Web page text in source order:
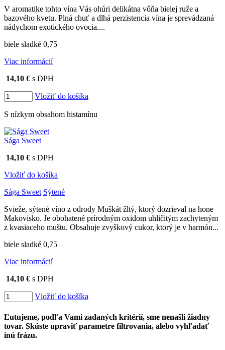
V aromatike tohto vína Vás ohúri delikátna vôňa bielej ruže a
bazového kvetu. Plná chuť a dlhá perzistencia vína je sprevádzaná
nádychom exotického ovocia....
biele sladké 0,75
Viac informácií
14,10 € s DPH
Vložiť do košíka
S nízkym obsahom histamínu
Sága Sweet
14,10 € s DPH
Vložiť do košíka
Sága Sweet Sýtené
Svieže, sýtené víno z odrody Muškát žltý, ktorý dozrieval na hone
Makovisko. Je obohatené prírodným oxidom uhličitým zachyteným
z kvasiaceho muštu. Obsahuje zvyškový cukor, ktorý je v harmón...
biele sladké 0,75
Viac informácií
14,10 € s DPH
Vložiť do košíka
Ľutujeme, podľa Vami zadaných kritérií, sme nenašli žiadny
tovar. Skúste upraviť parametre filtrovania, alebo vyhľadať
inú frázu.